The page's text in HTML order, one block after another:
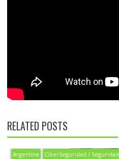
RELATED POSTS
Argentina CiberSeguridad / Seguridad